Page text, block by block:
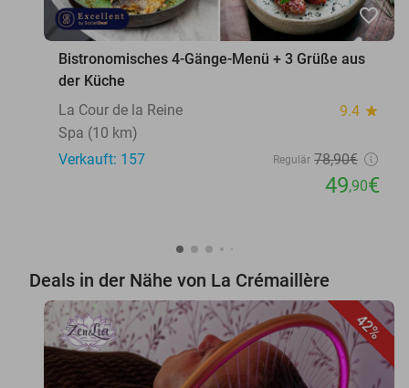
favorite_border
Bistronomisches 4-Gänge-Menü + 3 Grüße aus
der Küche
La Cour de la Reine
9.4 star
Spa (10 km)
Verkauft: 157
Regulär 78,90€
49,90€
Deals in der Nähe von La Crémaillère
42%